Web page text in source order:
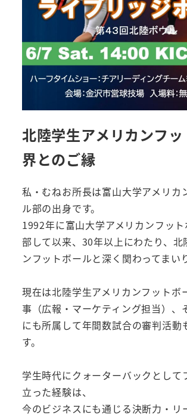
北陸学生アメリカンフ
界とのご縁
私・むねお所長は富山大学アメリカ
ル部の出身です。
1992年に富山大学アメリカンフッ
部して以来、30年以上にわたり、北
ンフットボールと深く関わってまい
現在は北陸学生アメリカンフットボ
事（広報・マーケティング担当）、
にも所属して年間数試合の審判活動
す。
学生時代にクォーターバックとして
立った経験は、
今のビジネスにも通じる決断力・リ